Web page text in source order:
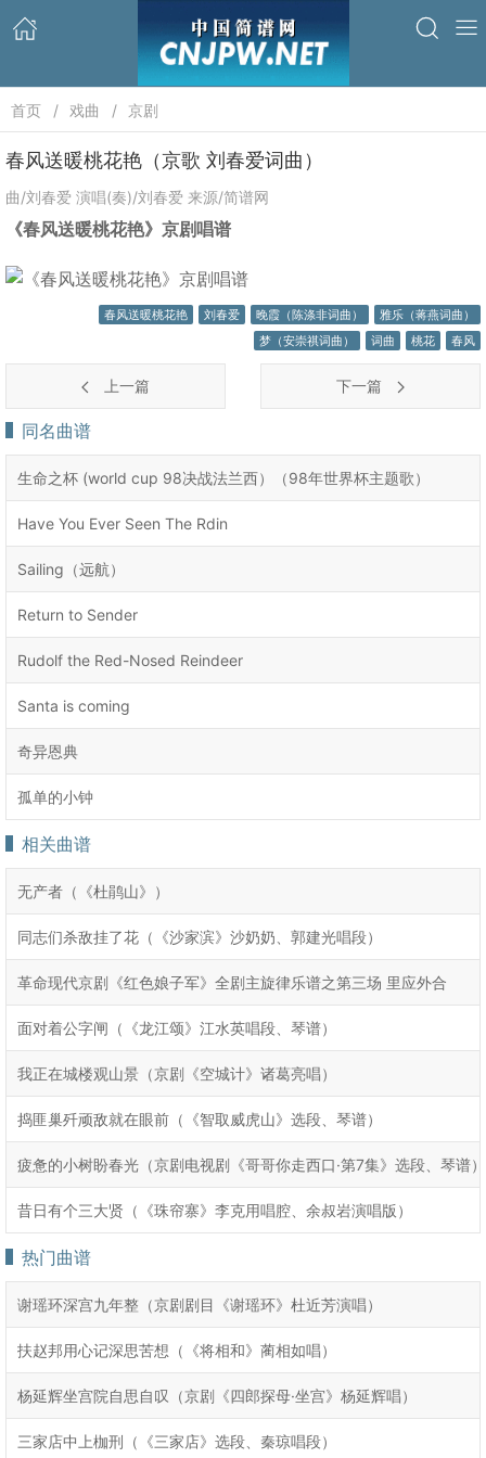
首页 戏曲 京剧
春风送暖桃花艳（京歌 刘春爱词曲）
曲/刘春爱 演唱(奏)/刘春爱 来源/简谱网
《春风送暖桃花艳》京剧唱谱
春风送暖桃花艳 刘春爱 晚霞（陈涤非词曲）
雅乐（蒋燕词曲）
梦（安崇祺词曲）
词曲 桃花 春风
上一篇 下一篇
同名曲谱
生命之杯 (world cup 98决战法兰西）（98年世界杯主题歌）
Have You Ever Seen The Rdin
Sailing（远航）
Return to Sender
Rudolf the Red-Nosed Reindeer
Santa is coming
奇异恩典
孤单的小钟
相关曲谱
无产者（《杜鹃山》）
同志们杀敌挂了花（《沙家滨》沙奶奶、郭建光唱段）
革命现代京剧《红色娘子军》全剧主旋律乐谱之第三场 里应外合
面对着公字闸（《龙江颂》江水英唱段、琴谱）
我正在城楼观山景（京剧《空城计》诸葛亮唱）
捣匪巢歼顽敌就在眼前（《智取威虎山》选段、琴谱）
疲惫的小树盼春光（京剧电视剧《哥哥你走西口·第7集》选段、琴谱）
昔日有个三大贤（《珠帘寨》李克用唱腔、余叔岩演唱版）
热门曲谱
谢瑶环深宫九年整（京剧剧目《谢瑶环》杜近芳演唱）
扶赵邦用心记深思苦想（《将相和》蔺相如唱）
杨延辉坐宫院自思自叹（京剧《四郎探母·坐宫》杨延辉唱）
三家店中上枷刑（《三家店》选段、秦琼唱段）